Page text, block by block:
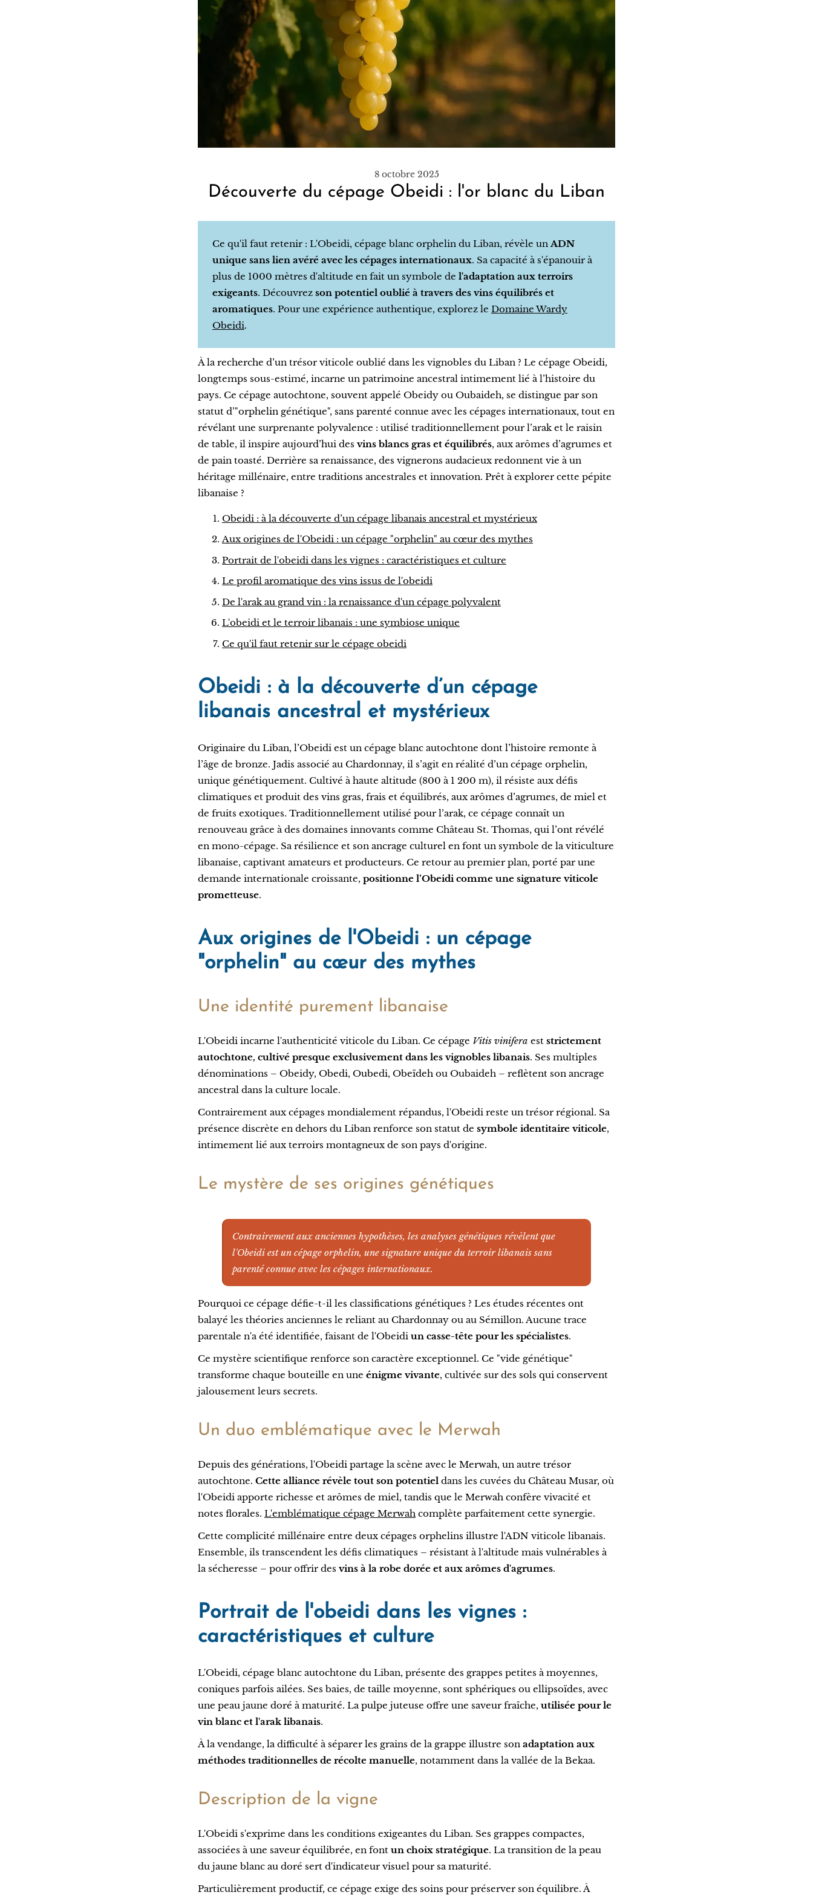
8 octobre 2025
Découverte du cépage Obeidi : l'or blanc du Liban
Ce qu'il faut retenir : L'Obeidi, cépage blanc orphelin du Liban, révèle unADN
unique sans lien avéré avec les cépages internationaux. Sa capacité à s'épanouir à
plus de 1000 mètres d'altitude en fait un symbole de l'adaptation aux terroirs
exigeants. Découvrez son potentiel oublié à travers des vins équilibrés et
aromatiques. Pour une expérience authentique, explorez le Domaine Wardy
Obeidi.
À la recherche d’un trésor viticole oublié dans les vignobles du Liban ? Le cépage Obeidi,
longtemps sous-estimé, incarne un patrimoine ancestral intimement lié à l’histoire du
pays. Ce cépage autochtone, souvent appelé Obeidy ou Oubaideh, se distingue par son
statut d’"orphelin génétique", sans parenté connue avec les cépages internationaux, tout en
révélant une surprenante polyvalence : utilisé traditionnellement pour l’arak et le raisin
de table, il inspire aujourd’hui des vins blancs gras et équilibrés, aux arômes d’agrumes et
de pain toasté. Derrière sa renaissance, des vignerons audacieux redonnent vie à un
héritage millénaire, entre traditions ancestrales et innovation. Prêt à explorer cette pépite
libanaise ?
Obeidi : à la découverte d’un cépage libanais ancestral et mystérieux
Aux origines de l'Obeidi : un cépage "orphelin" au cœur des mythes
Portrait de l'obeidi dans les vignes : caractéristiques et culture
Le profil aromatique des vins issus de l'obeidi
De l'arak au grand vin : la renaissance d'un cépage polyvalent
L'obeidi et le terroir libanais : une symbiose unique
Ce qu'il faut retenir sur le cépage obeidi
Obeidi : à la découverte d’un cépage
libanais ancestral et mystérieux
Originaire du Liban, l’Obeidi est un cépage blanc autochtone dont l’histoire remonte à
l’âge de bronze. Jadis associé au Chardonnay, il s’agit en réalité d’un cépage orphelin,
unique génétiquement. Cultivé à haute altitude (800 à 1 200 m), il résiste aux défis
climatiques et produit des vins gras, frais et équilibrés, aux arômes d’agrumes, de miel et
de fruits exotiques. Traditionnellement utilisé pour l’arak, ce cépage connaît un
renouveau grâce à des domaines innovants comme Château St. Thomas, qui l’ont révélé
en mono-cépage. Sa résilience et son ancrage culturel en font un symbole de la viticulture
libanaise, captivant amateurs et producteurs. Ce retour au premier plan, porté par une
demande internationale croissante, positionne l’Obeidi comme une signature viticole
prometteuse.
Aux origines de l'Obeidi : un cépage
"orphelin" au cœur des mythes
Une identité purement libanaise
L'Obeidi incarne l'authenticité viticole du Liban. Ce cépage Vitis vinifera est strictement
autochtone, cultivé presque exclusivement dans les vignobles libanais. Ses multiples
dénominations – Obeidy, Obedi, Oubedi, Obeïdeh ou Oubaideh – reflètent son ancrage
ancestral dans la culture locale.
Contrairement aux cépages mondialement répandus, l'Obeidi reste un trésor régional. Sa
présence discrète en dehors du Liban renforce son statut de symbole identitaire viticole,
intimement lié aux terroirs montagneux de son pays d'origine.
Le mystère de ses origines génétiques
Contrairement aux anciennes hypothèses, les analyses génétiques révèlent que
l'Obeidi est un cépage orphelin, une signature unique du terroir libanais sans
parenté connue avec les cépages internationaux.
Pourquoi ce cépage défie-t-il les classifications génétiques ? Les études récentes ont
balayé les théories anciennes le reliant au Chardonnay ou au Sémillon. Aucune trace
parentale n'a été identifiée, faisant de l'Obeidi un casse-tête pour les spécialistes.
Ce mystère scientifique renforce son caractère exceptionnel. Ce "vide génétique"
transforme chaque bouteille en une énigme vivante, cultivée sur des sols qui conservent
jalousement leurs secrets.
Un duo emblématique avec le Merwah
Depuis des générations, l'Obeidi partage la scène avec le Merwah, un autre trésor
autochtone. Cette alliance révèle tout son potentiel dans les cuvées du Château Musar, où
l'Obeidi apporte richesse et arômes de miel, tandis que le Merwah confère vivacité et
notes florales. L'emblématique cépage Merwah complète parfaitement cette synergie.
Cette complicité millénaire entre deux cépages orphelins illustre l'ADN viticole libanais.
Ensemble, ils transcendent les défis climatiques – résistant à l'altitude mais vulnérables à
la sécheresse – pour offrir des vins à la robe dorée et aux arômes d'agrumes.
Portrait de l'obeidi dans les vignes :
caractéristiques et culture
L'Obeidi, cépage blanc autochtone du Liban, présente des grappes petites à moyennes,
coniques parfois ailées. Ses baies, de taille moyenne, sont sphériques ou ellipsoïdes, avec
une peau jaune doré à maturité. La pulpe juteuse offre une saveur fraîche, utilisée pour le
vin blanc et l'arak libanais.
À la vendange, la difficulté à séparer les grains de la grappe illustre son adaptation aux
méthodes traditionnelles de récolte manuelle, notamment dans la vallée de la Bekaa.
Description de la vigne
L'Obeidi s'exprime dans les conditions exigeantes du Liban. Ses grappes compactes,
associées à une saveur équilibrée, en font un choix stratégique. La transition de la peau
du jaune blanc au doré sert d'indicateur visuel pour sa maturité.
Particulièrement productif, ce cépage exige des soins pour préserver son équilibre. À